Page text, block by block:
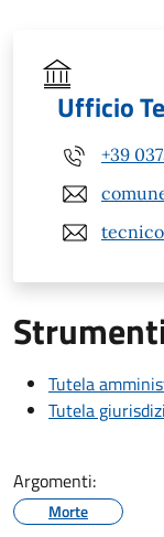
Ufficio
+39
Tutela
Tutela
Argomenti:
Morte